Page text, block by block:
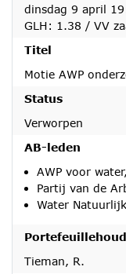
dinsdag 9 april
GLH: 1.38 / VV
Titel
Motie AWP
Status
Verworpen
AB-leden
AWP voor
Partij van de
Water Natuurlijk
Tieman, R.